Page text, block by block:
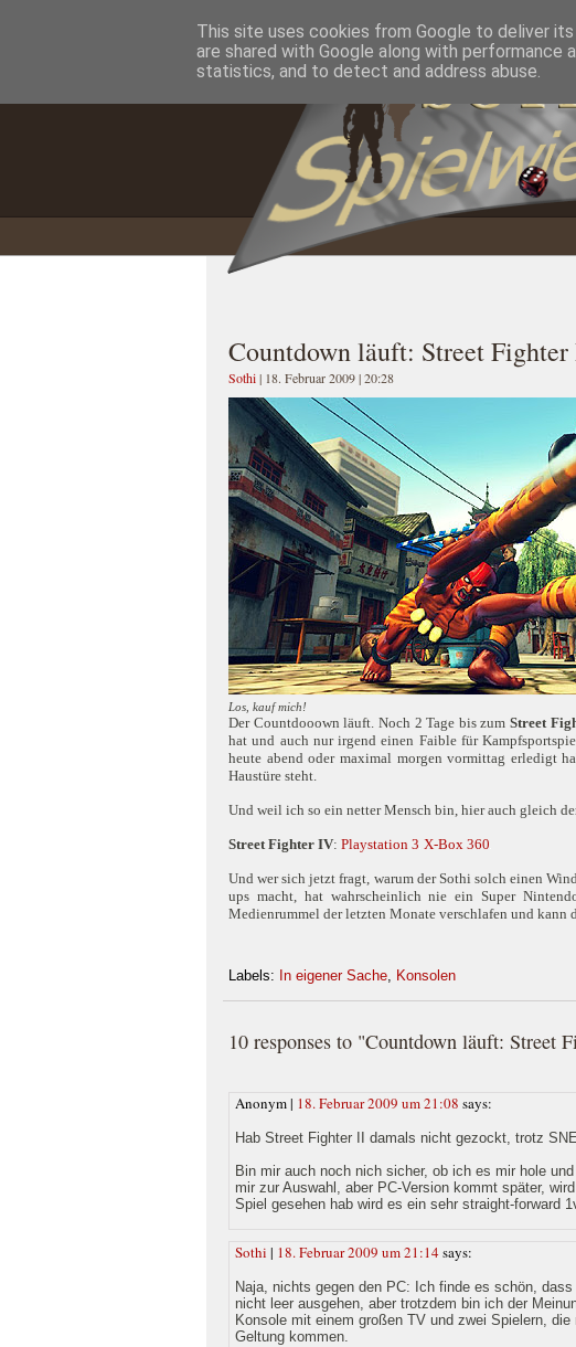
Home Impressum Datenschutzererklärung
Countdown läuft: Street
Sothi| 18. Februar 2009 | 20:28
Los, kauf mich!
Der Countdooown läuft. Noch 2 Tage bis zum Street
hat und auch nur irgend einen Faible für
heute abend oder maximal morgen vormittag erledigt
Haustüre steht.
Und weil ich so ein netter Mensch bin, hier auch gleich
Street Fighter IV: Playstation 3 X-Box 360
Und wer sich jetzt fragt, warum der Sothi solch einen
ups macht, hat wahrscheinlich nie ein Super
Medienrummel der letzten Monate verschlafen und kann
Labels: In eigener Sache, Konsolen
10 responses to "Countdown läuft: Street
Anonym | 18. Februar 2009 um 21:08 says:
Hab Street Fighter II damals nicht gezockt, trotz
Bin mir auch noch nich sicher, ob ich es mir hole
mir zur Auswahl, aber PC-Version kommt später,
Spiel gesehen hab wird es ein sehr straight-forward
Sothi | 18. Februar 2009 um 21:14says:
Naja, nichts gegen den PC: Ich finde es schön,
nicht leer ausgehen, aber trotzdem bin ich der
Konsole mit einem großen TV und zwei Spielern,
Geltung kommen.
This site uses cookies from Google to deliver
are shared with Google along with
statistics, and to detect and address abuse.